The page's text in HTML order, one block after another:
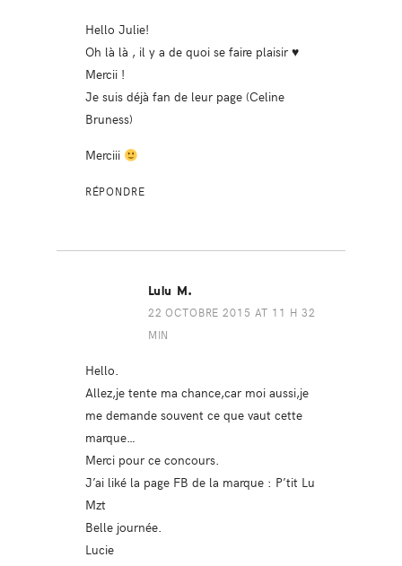
Hello Julie!
Oh là là , il y a de quoi se faire plaisir ♥
Mercii !
Je suis déjà fan de leur page (Celine
Bruness)
Merciii
RÉPONDRE
Lulu M.
22 OCTOBRE 2015 AT 11 H 32
MIN
Hello.
Allez,je tente ma chance,car moi aussi,je
me demande souvent ce que vaut cette
marque…
Merci pour ce concours.
J’ai liké la page FB de la marque : P’tit Lu
Mzt
Belle journée.
Lucie